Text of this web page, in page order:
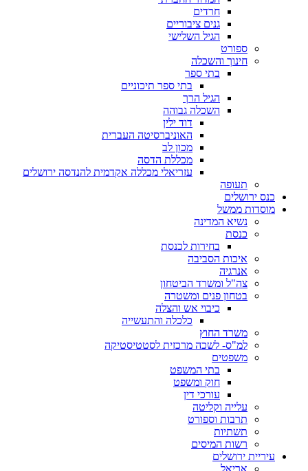
חרדים
גנים ציבוריים
הגיל השלישי
ספורט
חינוך והשכלה
בתי ספר
בתי ספר תיכוניים
הגיל הרך
השכלה גבוהה
דוד ילין
האוניברסיטה העברית
מכון לב
מכללת הדסה
עזריאלי מכללה אקדמית להנדסה ירושלים
תעופה
כנס ירושלים
מוסדות ממשל
נשיא המדינה
כנסת
בחירות לכנסת
איכות הסביבה
אנרגיה
צה"ל ומשרד הביטחון
בטחון פנים ומשטרה
כיבוי אש והצלה
כלכלה והתעשייה
משרד החוץ
למ"ס- לשכה מרכזית לסטטיסטיקה
משפטים
בתי המשפט
חוק ומשפט
עורכי דין
עלייה וקליטה
תרבות וספורט
תשתיות
רשות המיסים
עיריית ירושלים
אריאל